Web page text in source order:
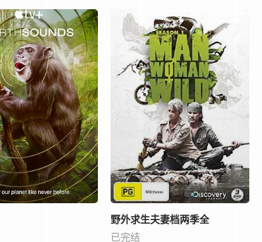
野外求生夫妻档两季全
已完结